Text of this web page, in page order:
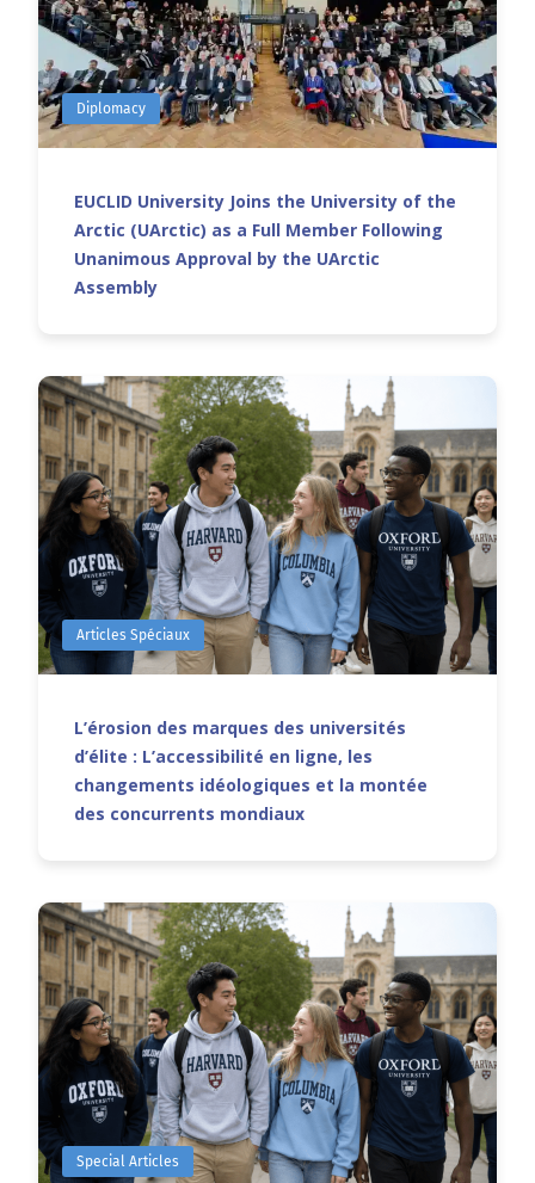
Diplomacy
EUCLID University Joins the University of the
Arctic (UArctic) as a Full Member Following
Unanimous Approval by the UArctic
Assembly
Articles Spéciaux
L’érosion des marques des universités
d’élite : L’accessibilité en ligne, les
changements idéologiques et la montée
des concurrents mondiaux
Special Articles